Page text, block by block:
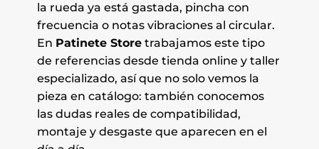
la rueda ya está gastada, pincha con
frecuencia o notas vibraciones al circular.
En Patinete Storetrabajamos este tipo
de referencias desde tienda online y taller
especializado, así que no solo vemos la
pieza en catálogo: también conocemos
las dudas reales de compatibilidad,
montaje y desgaste que aparecen en el